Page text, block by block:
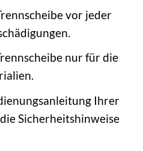
vor jeder
nur für die
Ihrer
Sicherheitshinweise